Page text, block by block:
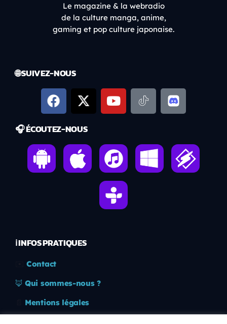
Le magazine & la webradio
de la culture manga, anime,
gaming et pop culture japonaise.
🌐 SUIVEZ-NOUS
🎧 ÉCOUTEZ-NOUS
ℹ️ INFOS PRATIQUES
Contact
🦊 Qui sommes-nous ?
Mentions légales